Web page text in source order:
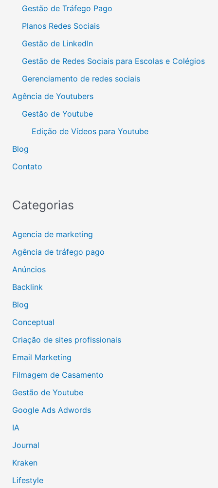
Gestão de Tráfego Pago
Planos Redes Sociais
Gestão de LinkedIn
Gestão de Redes Sociais para Escolas e Colégios
Gerenciamento de redes sociais
Agência de Youtubers
Gestão de Youtube
Edição de Vídeos para Youtube
Blog
Contato
Categorias
Agencia de marketing
Agência de tráfego pago
Anúncios
Backlink
Blog
Conceptual
Criação de sites profissionais
Email Marketing
Filmagem de Casamento
Gestão de Youtube
Google Ads Adwords
IA
Journal
Kraken
Lifestyle